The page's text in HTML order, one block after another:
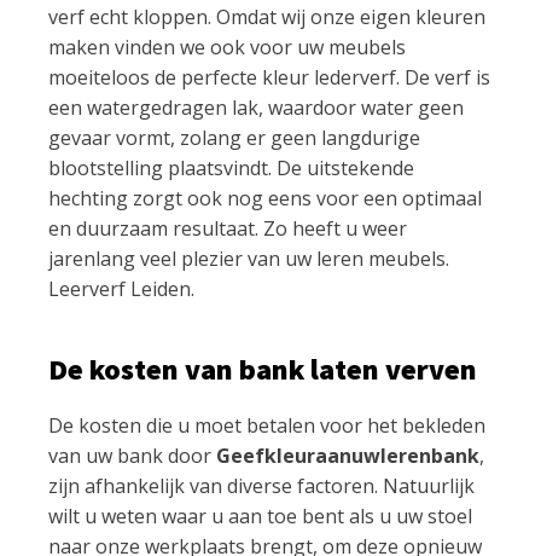
verf echt kloppen. Omdat wij onze eigen kleuren
maken vinden we ook voor uw meubels
moeiteloos de perfecte kleur lederverf. De verf is
een watergedragen lak, waardoor water geen
gevaar vormt, zolang er geen langdurige
blootstelling plaatsvindt. De uitstekende
hechting zorgt ook nog eens voor een optimaal
en duurzaam resultaat. Zo heeft u weer
jarenlang veel plezier van uw leren meubels.
Leerverf Leiden.
De kosten van bank laten verven
De kosten die u moet betalen voor het bekleden
van uw bank door Geefkleuraanuwlerenbank,
zijn afhankelijk van diverse factoren. Natuurlijk
wilt u weten waar u aan toe bent als u uw stoel
naar onze werkplaats brengt, om deze opnieuw